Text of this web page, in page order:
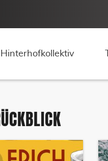
Hinterhofkollektiv